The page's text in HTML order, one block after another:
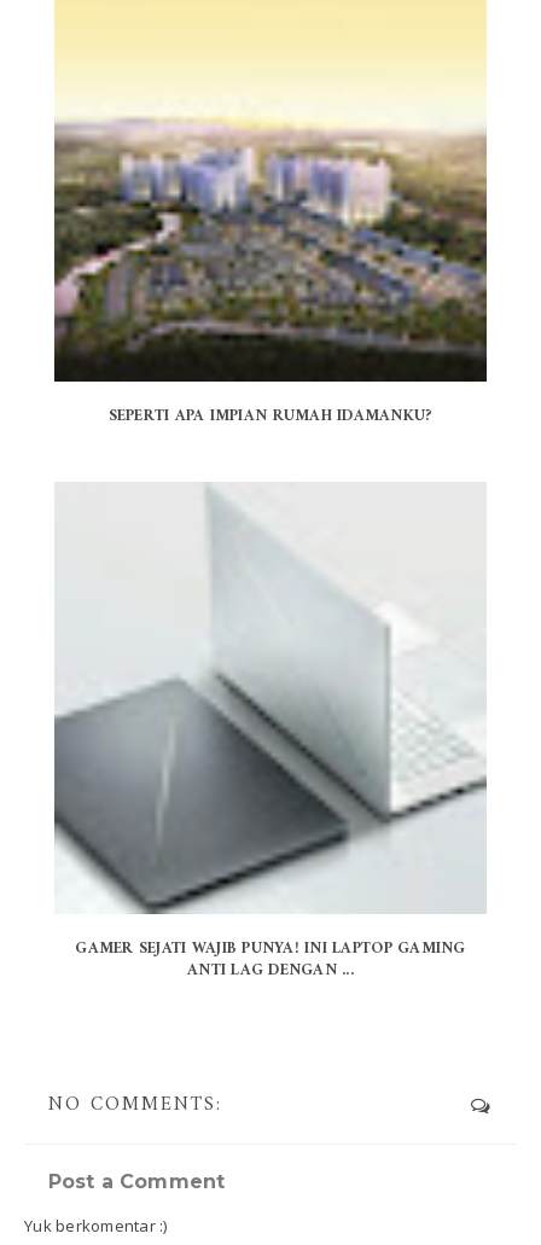
SEPERTI APA IMPIAN RUMAH IDAMANKU?
GAMER SEJATI WAJIB PUNYA! INI LAPTOP GAMING
ANTI LAG DENGAN ...
NO COMMENTS:
Post a Comment
Yuk berkomentar :)